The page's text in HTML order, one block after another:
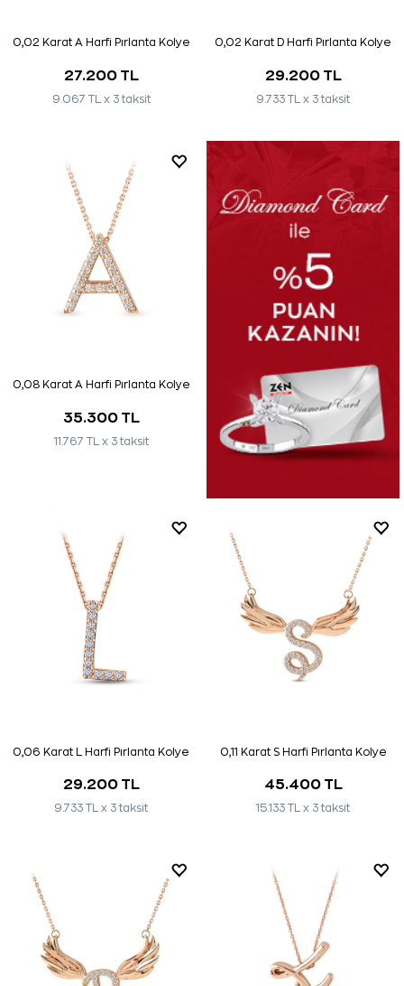
0,02 Karat A Harfi Pırlanta Kolye
27.200 TL
9.067 TL x 3 taksit
0,02 Karat D Harfi Pırlanta Kolye
29.200 TL
9.733 TL x 3 taksit
0,08 Karat A Harfi Pırlanta Kolye
35.300 TL
11.767 TL x 3 taksit
0,06 Karat L Harfi Pırlanta Kolye
29.200 TL
9.733 TL x 3 taksit
0,11 Karat S Harfi Pırlanta Kolye
45.400 TL
15.133 TL x 3 taksit